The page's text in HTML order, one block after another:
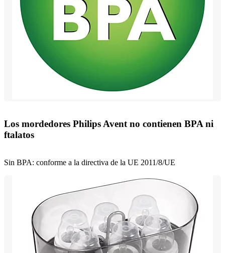
Los mordedores Philips Avent no contienen BPA ni
ftalatos
Sin BPA: conforme a la directiva de la UE 2011/8/UE